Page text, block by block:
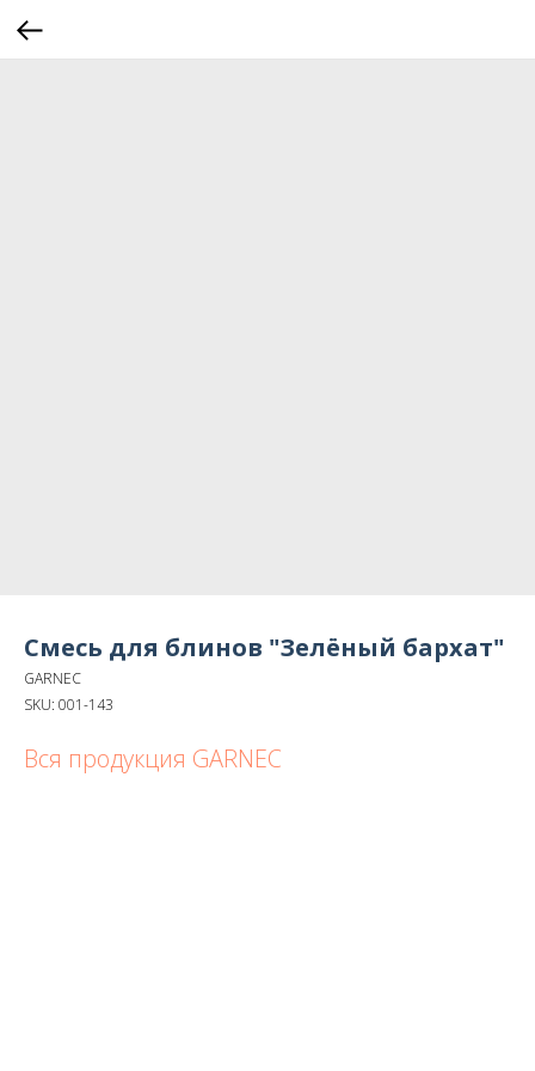
Смесь для блинов "Зелёный бархат"
GARNEC
SKU: 001-143
Вся продукция GARNEC